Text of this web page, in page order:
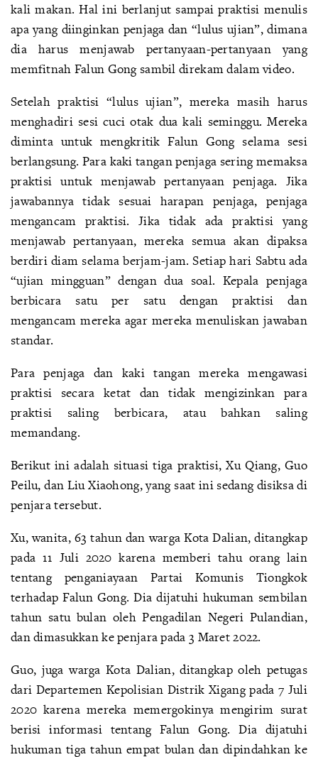
kali makan. Hal ini berlanjut sampai praktisi menulis
apa yang diinginkan penjaga dan “lulus ujian”, dimana
dia harus menjawab pertanyaan-pertanyaan yang
memfitnah Falun Gong sambil direkam dalam video.
Setelah praktisi “lulus ujian”, mereka masih harus
menghadiri sesi cuci otak dua kali seminggu. Mereka
diminta untuk mengkritik Falun Gong selama sesi
berlangsung. Para kaki tangan penjaga sering memaksa
praktisi untuk menjawab pertanyaan penjaga. Jika
jawabannya tidak sesuai harapan penjaga, penjaga
mengancam praktisi. Jika tidak ada praktisi yang
menjawab pertanyaan, mereka semua akan dipaksa
berdiri diam selama berjam-jam. Setiap hari Sabtu ada
“ujian mingguan” dengan dua soal. Kepala penjaga
berbicara satu per satu dengan praktisi dan
mengancam mereka agar mereka menuliskan jawaban
standar.
Para penjaga dan kaki tangan mereka mengawasi
praktisi secara ketat dan tidak mengizinkan para
praktisi saling berbicara, atau bahkan saling
memandang.
Berikut ini adalah situasi tiga praktisi, Xu Qiang, Guo
Peilu, dan Liu Xiaohong, yang saat ini sedang disiksa di
penjara tersebut.
Xu, wanita, 63 tahun dan warga Kota Dalian, ditangkap
pada 11 Juli 2020 karena memberi tahu orang lain
tentang penganiayaan Partai Komunis Tiongkok
terhadap Falun Gong. Dia dijatuhi hukuman sembilan
tahun satu bulan oleh Pengadilan Negeri Pulandian,
dan dimasukkan ke penjara pada 3 Maret 2022.
Guo, juga warga Kota Dalian, ditangkap oleh petugas
dari Departemen Kepolisian Distrik Xigang pada 7 Juli
2020 karena mereka memergokinya mengirim surat
berisi informasi tentang Falun Gong. Dia dijatuhi
hukuman tiga tahun empat bulan dan dipindahkan ke